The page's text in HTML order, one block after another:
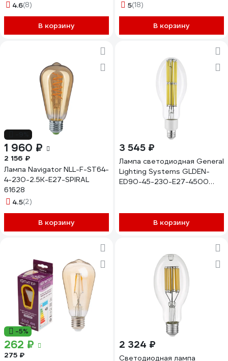
4.6(8)
В корзину
5(18)
В корзину
1 960 ₽
2 156 ₽
Лампа Navigator NLL-F-ST64-
4-230-2.5К-E27-SPIRAL
61628
4.5(2)
В корзину
3 545 ₽
Лампа светодиодная General
Lighting Systems GLDEN-
ED90-45-230-E27-4500
В корзину
-5%
262 ₽
275 ₽
2 324 ₽
Светодиодная лампа